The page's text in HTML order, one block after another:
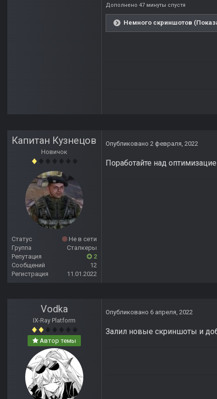
Дополнено 47 минуты спустя
Немного скриншотов
Капитан Кузнецов
Новичок
Статус
Не в сети
Группа
Сталкеры
Репутация
2
Сообщений
12
Регистрация
11.01.2022
Опубликовано 2 февраля, 2022
Поработайте над
Vodka
IX-Ray Platform
Автор темы
Опубликовано 6 апреля, 2022
Залил новые скриншоты и